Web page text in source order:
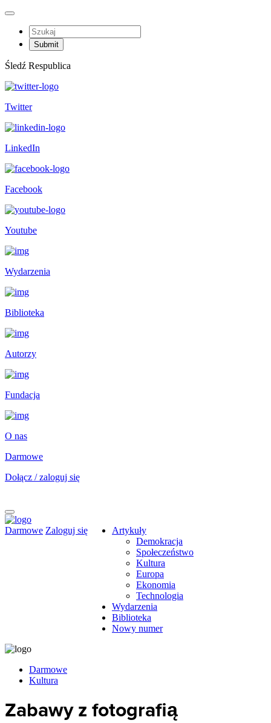
Śledź Respublica
Twitter
LinkedIn
Facebook
Youtube
Wydarzenia
Biblioteka
Autorzy
Fundacja
O nas
Darmowe
Dołącz / zaloguj się
Darmowe Zaloguj się
Artykuły
Demokracja
Społeczeństwo
Kultura
Europa
Ekonomia
Technologia
Wydarzenia
Biblioteka
Nowy numer
Darmowe
Kultura
Zabawy z fotografią